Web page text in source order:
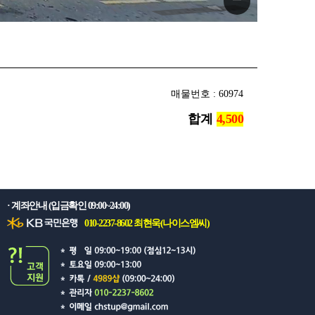
매물번호 : 60974
합계
· 계좌안내 (입금확인 09:00~24:00)
010-2237-8602 최현욱(나이스엠씨)